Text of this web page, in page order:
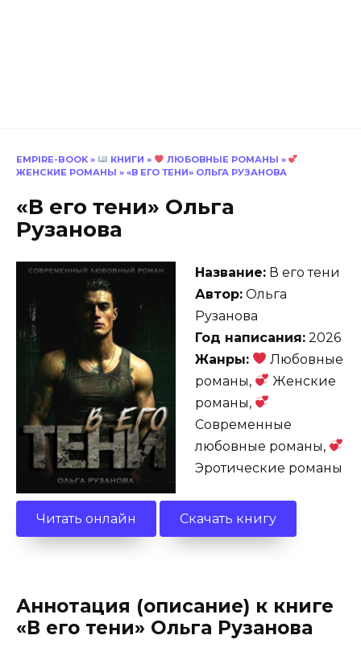
EMPIRE-BOOK » КНИГИ » ЛЮБОВНЫЕ РОМАНЫ »
ЖЕНСКИЕ РОМАНЫ » «В ЕГО ТЕНИ» ОЛЬГА РУЗАНОВА
«В его тени» Ольга
Рузанова
Название: В его тени
Автор: Ольга
Рузанова
Год написания: 2026
Жанры:
Любовные
романы,
Женские
романы,
Современные
любовные романы,
Эротические романы
Читать онлайн Скачать книгу
Аннотация (описание) к книге
«В его тени» Ольга Рузанова